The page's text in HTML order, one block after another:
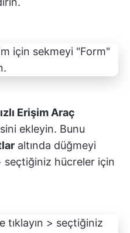
Erişim Araç
ekleyin. Bunu
altında düğmeyi
seçtiğiniz hücreler için